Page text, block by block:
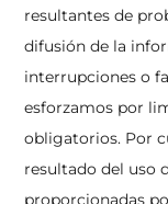
resultantes de
difusión de la
interrupciones o
esforzamos por
obligatorios. Por
resultado del uso
proporcionadas